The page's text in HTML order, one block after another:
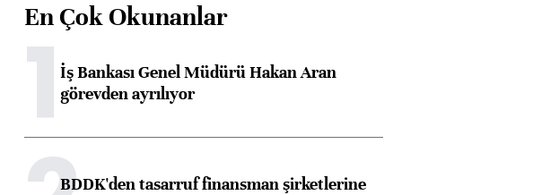
En Çok Okunanlar
1İş Bankası Genel Müdürü Hakan Aran
görevden ayrılıyor
BDDK'den tasarruf finansman şirketlerine